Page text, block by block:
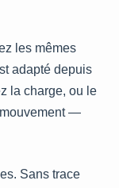
les mêmes
adapté depuis
la charge, ou le
—
Sans trace